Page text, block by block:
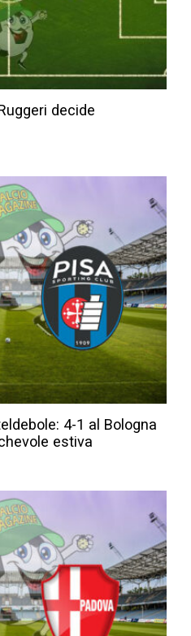
decide
4-1 al Bologna
estiva